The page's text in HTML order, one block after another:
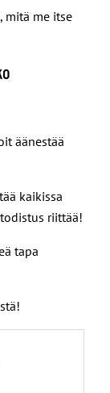
mitä me itse
äänestää
kaikissa
riittää!
tapa